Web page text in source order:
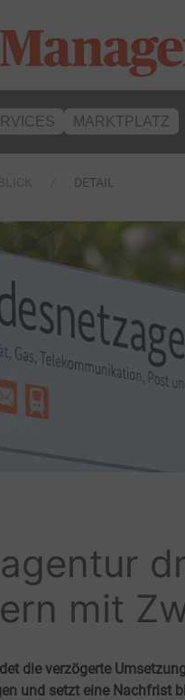
MARKTPLATZ
DETAIL
mit
die verzögerte
und setzt eine Nachfrist